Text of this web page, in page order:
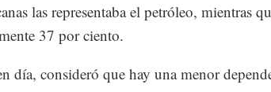
las representaba el petróleo, mientras
37 por ciento.
día, consideró que hay una menor